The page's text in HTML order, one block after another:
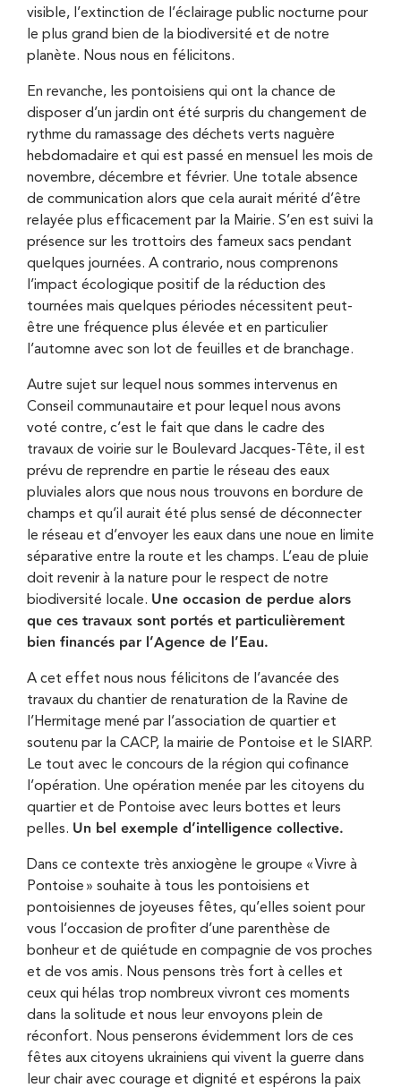
visible, l’extinction de l’éclairage public nocturne pour
le plus grand bien de la biodiversité et de notre
planète. Nous nous en félicitons.
En revanche, les pontoisiens qui ont la chance de
disposer d’un jardin ont été surpris du changement de
rythme du ramassage des déchets verts naguère
hebdomadaire et qui est passé en mensuel les mois de
novembre, décembre et février. Une totale absence
de communication alors que cela aurait mérité d’être
relayée plus efficacement par la Mairie. S’en est suivi la
présence sur les trottoirs des fameux sacs pendant
quelques journées. A contrario, nous comprenons
l’impact écologique positif de la réduction des
tournées mais quelques périodes nécessitent peut-
être une fréquence plus élevée et en particulier
l’automne avec son lot de feuilles et de branchage.
Autre sujet sur lequel nous sommes intervenus en
Conseil communautaire et pour lequel nous avons
voté contre, c’est le fait que dans le cadre des
travaux de voirie sur le Boulevard Jacques-Tête, il est
prévu de reprendre en partie le réseau des eaux
pluviales alors que nous nous trouvons en bordure de
champs et qu’il aurait été plus sensé de déconnecter
le réseau et d’envoyer les eaux dans une noue en limite
séparative entre la route et les champs. L’eau de pluie
doit revenir à la nature pour le respect de notre
biodiversité locale. Une occasion de perdue alors
que ces travaux sont portés et particulièrement
bien financés par l’Agence de l’Eau.
A cet effet nous nous félicitons de l’avancée des
travaux du chantier de renaturation de la Ravine de
l’Hermitage mené par l’association de quartier et
soutenu par la CACP, la mairie de Pontoise et le SIARP.
Le tout avec le concours de la région qui cofinance
l’opération. Une opération menée par les citoyens du
quartier et de Pontoise avec leurs bottes et leurs
pelles. Un bel exemple d’intelligence collective.
Dans ce contexte très anxiogène le groupe « Vivre à
Pontoise » souhaite à tous les pontoisiens et
pontoisiennes de joyeuses fêtes, qu’elles soient pour
vous l’occasion de profiter d’une parenthèse de
bonheur et de quiétude en compagnie de vos proches
et de vos amis. Nous pensons très fort à celles et
ceux qui hélas trop nombreux vivront ces moments
dans la solitude et nous leur envoyons plein de
réconfort. Nous penserons évidemment lors de ces
fêtes aux citoyens ukrainiens qui vivent la guerre dans
leur chair avec courage et dignité et espérons la paix